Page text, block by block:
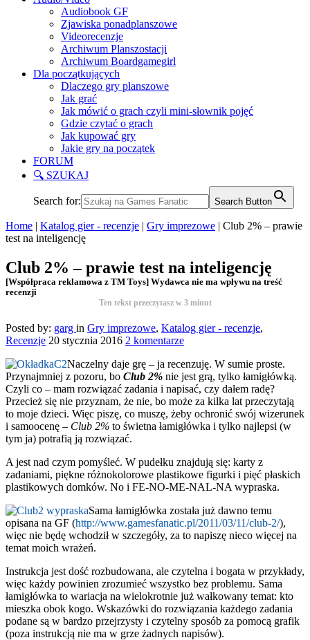
Audiobook GF
Zjawiska ponadplanszowe
Videorecenzje
Archiwum Planszostacji
Archiwum Boardgamegirl
Dla początkujących
Dlaczego gry planszowe
Jak grać
Jak mówić o grach czyli mini-słownik pojęć
Gdzie czytać o grach
Jak kupować gry
Jakie gry na początek
FORUM
🔍 SZUKAJ
Search for: Search Button
Home | Katalog gier - recenzje | Gry imprezowe | Club 2% – prawie
test na inteligencję
Club 2% – prawie test na inteligencję
[Współpraca reklamowa z TM Toys] Wydawca nie ma wpływu na treść
recenzji
Ten tekst przeczytasz w 3 minut
Posted by: garg in Gry imprezowe, Katalog gier - recenzje,
Recenzje 20 stycznia 2016 2 komentarze
Naczelny daje grę – ja recenzuję. W sumie proste.
Przynajmniej z pozoru, bo Club 2% nie jest grą, tylko łamigłówką.
Czyli co – mam rozwiązać zadania i napisać, czy dałem radę?
Przecież się nie przyznam, że nie, bo może za kilka lat przeczytają
to moje dzieci. Więc piszę, co muszę, żeby ochronić swój wizerunek
i samoocenę – Club 2% to świetna łamigłówka i tylko najlepsi (w
tym ja) potrafią ją rozwiązać.
A jest nad czym pomyśleć. W pudełku znajdują się: karty z
zadaniami, piękne różnokolorowe plastikowe figurki i pięć płaskich
plastikowych domków. No i FE-NO-ME-NAL-NA wypraska.
Sama łamigłówka została już dawno temu
opisana na GF (http://www.gamesfanatic.pl/2011/03/11/club-2/),
więc nie będę wchodził w szczegóły, za to napiszę nieco więcej na
temat moich wrażeń.
Instrukcja jest dość rozbudowana, ale czytelna i bogata w przykłady,
więc każdy powinien zrozumieć wszystko bez problemu. Sama
łamigłówka to wariacja na wielokrotnie już wałkowany temat: kto
mieszka obok kogo. Wskazówki do rozwiązania każdego zadania
podane są w bardzo przejrzysty i czytelny sposób za pomocą grafik
(poza instrukcją nie ma w grze żadnych napisów).